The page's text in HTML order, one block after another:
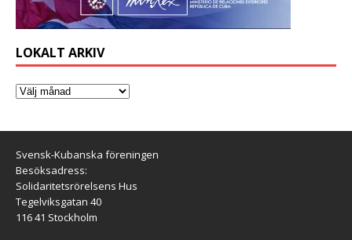
LOKALT ARKIV
Svensk-Kubanska föreningen
Besöksadress:
Solidaritetsrörelsens Hus
Tegelviksgatan 40
116 41 Stockholm